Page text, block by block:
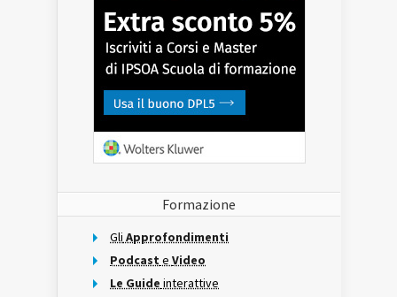
Formazione
Gli Approfondimenti
Podcast e Video
Le Guide interattive